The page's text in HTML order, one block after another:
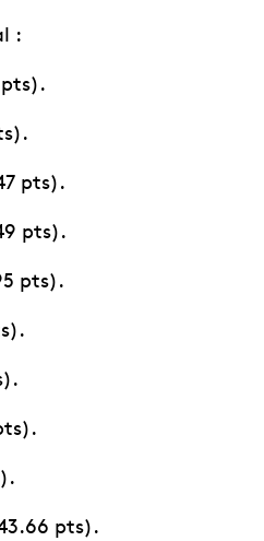
:
pts).
pts).
pts).
pts).